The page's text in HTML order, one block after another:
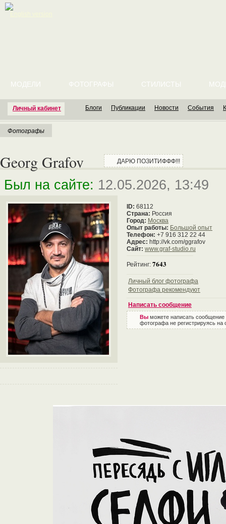
Личный кабинет
МОДЕЛИ ФОТОГРАФЫ СТИЛИСТЫ
Блоги Публикации Новости События
Фотографы
Georg Grafov ДАРЮ ПОЗИТИФФФ!!!
Был на сайте: 12.05.2026, 13:49
ID: 68112
Страна: Россия
Город: Москва
Опыт работы: Большой опыт
Телефон: +7 916 312 22 44
Адрес: http://vk.com/ggrafov
Сайт: www.graf-studio.ru
Рейтинг: 7643
Личный блог фотографа
Фотографа рекомендуют
Написать сообщение
Вы можете написать сообщение
фотографа не регистрируясь на